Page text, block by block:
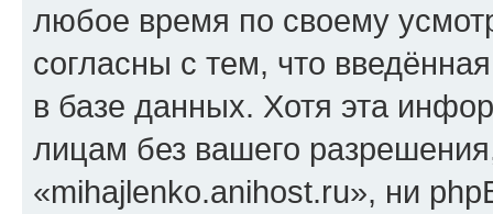
любое время по своему
согласны с тем, что
в базе данных. Хотя эта
лицам без вашего
«mihajlenko.anihost.ru», ни